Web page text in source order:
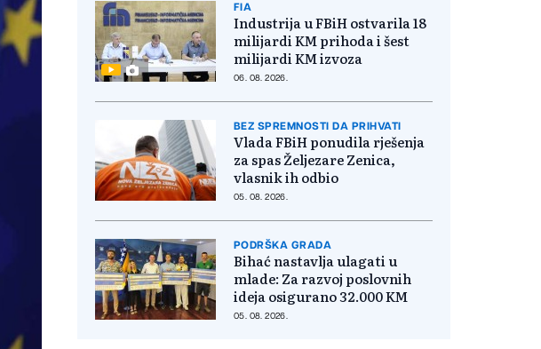
FIA
Industrija u FBiH ostvarila 18
milijardi KM prihoda i šest
milijardi KM izvoza
06. 08. 2026.
BEZ SPREMNOSTI DA PRIHVATI
Vlada FBiH ponudila rješenja
za spas Željezare Zenica,
vlasnik ih odbio
05. 08. 2026.
PODRŠKA GRADA
Bihać nastavlja ulagati u
mlade: Za razvoj poslovnih
ideja osigurano 32.000 KM
05. 08. 2026.